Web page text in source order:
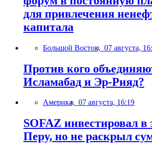
для привлечения
капитала
Большой Восток, 07 августа,
Против кого
Исламабад и Эр-Рияд?
Америка, 07 августа, 16:19
SOFAZ инвестировал в
Перу, но не раскрыл